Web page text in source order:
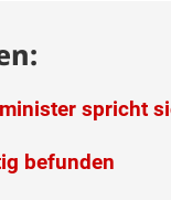
spricht
befunden